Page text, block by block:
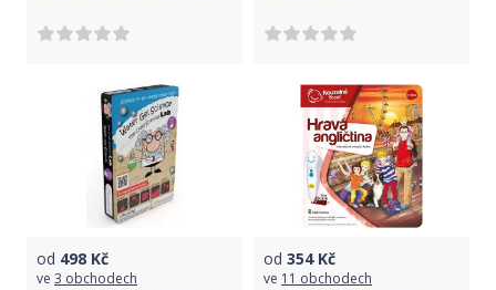
od 498 Kč
ve 3 obchodech
od 354Kč
ve 11 obchodech